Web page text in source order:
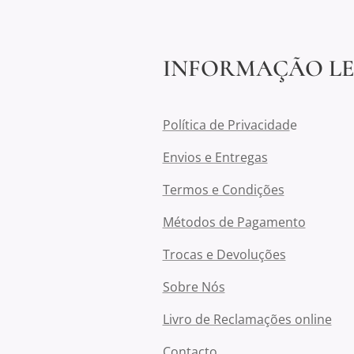
INFORMAÇÃO
Política de Privacidade
Envios e Entregas
Termos e Condições
Métodos de Pagamento
Trocas e Devoluções
Sobre Nós
Livro de Reclamações online